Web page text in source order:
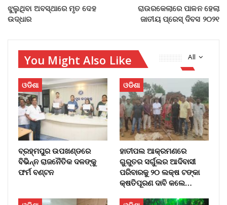
ଝୁଲୁଥିବା ଅବସ୍ଥାରେ ମୃତ ଦେହ
ଉଦ୍ଧାର
ରାଉରକେଲାରେ ପାଳନ ହେଲା
ଜାତୀୟ ପ୍ରେସ୍ ଦିବସ ୨୦୨୧
All
You Might Also Like
ଓଡିଶା
ବ୍ରହ୍ମପୁର ଉପଖଣ୍ଡରେ
ବିଭିନ୍ନ ରାଜନୈତିକ ଦଳଙ୍କୁ
ଫର୍ମ ବଣ୍ଟନ
ଓଡିଶା
ହାତୀପଲ ଆକ୍ରମଣରେ
ଗୁରୁତର ସର୍ଗୁଲର ଆଦିବାସୀ
ପରିବାରକୁ ୨୦ ଲକ୍ଷ ଟଙ୍କା
କ୍ଷତିପୂରଣ ଦାବି କଲେ…